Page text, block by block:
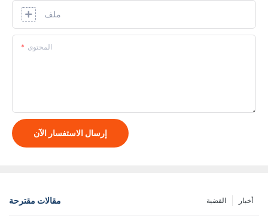
ملف
المحتوى
إرسال الاستفسار الآن
مقالات مقترحة أخبار القضية